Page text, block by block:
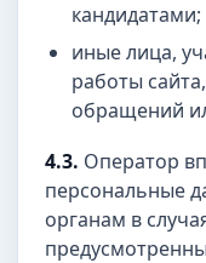
кандидатами;
иные лица,
работы
обращений
4.3. Оператор
персональные
органам в